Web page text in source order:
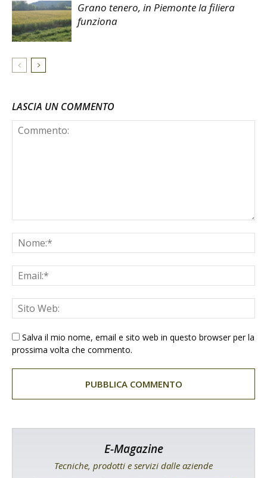
Grano tenero, in Piemonte la filiera
funziona
LASCIA UN COMMENTO
Salva il mio nome, email e sito web in questo browser per la
prossima volta che commento.
E-Magazine
Tecniche, prodotti e servizi dalle aziende